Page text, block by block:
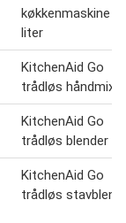
køkkenmaskine
liter
KitchenAid Go
trådløs håndmixer
KitchenAid Go
trådløs blender
KitchenAid Go
trådløs